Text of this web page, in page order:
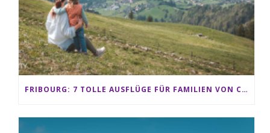
FRIBOURG: 7 TOLLE AUSFLÜGE FÜR FAMILIEN VON CHARMEY BIS LES PACCOTS